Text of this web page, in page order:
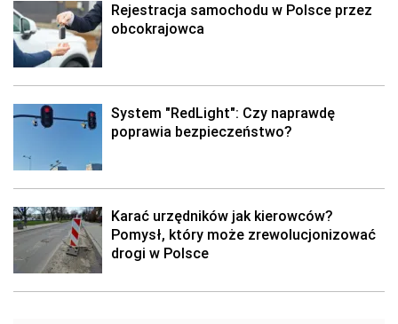
Rejestracja samochodu w Polsce przez
obcokrajowca
System "RedLight": Czy naprawdę
poprawia bezpieczeństwo?
Karać urzędników jak kierowców?
Pomysł, który może zrewolucjonizować
drogi w Polsce